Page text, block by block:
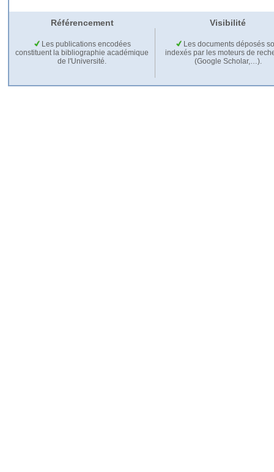
Référencement Visibilité
Les publications encodées
constituent la bibliographie académique
de l'Université.
Les documents déposés
indexés par les moteurs de
(Google Scholar,…).